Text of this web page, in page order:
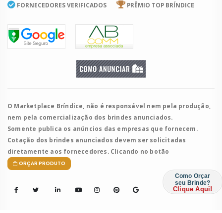
FORNECEDORES VERIFICADOS PRÊMIO TOP BRÍNDICE
O Marketplace Bríndice, não é responsável nem pela produção,
nem pela comercialização dos brindes anunciados.
Somente publica os anúncios das empresas que fornecem.
Cotação dos brindes anunciados devem ser solicitadas
diretamente aos fornecedores. Clicando no botão
ORÇAR PRODUTO
Como Orçar
seu Brinde?
Clique Aqui!